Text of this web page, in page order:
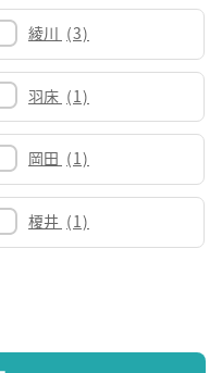
綾川 (3)
羽床 (1)
岡田 (1)
榎井 (1)